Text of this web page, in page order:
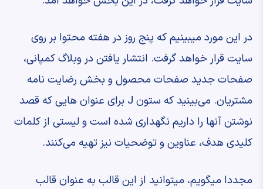
در این مورد میبینیم که پنج روز در هفته محتوا بر روی
سایت قرار خواهد گرفت. انتشار یافتن در وبلاگ کمپانی،
صفحات جدید صفحات محصول و بخش رضایت نامه
مشتریان. می‌بینید که ستون J برای عنوان هایی که قصد
نوشتن آنها را داریم نگهداری شده است و لیستی از کلمات
کلیدی هدف، عناوین و توضحیات نیز تهیه می‌کنند.
مجددا میگویم، میتوانید از این قالب به عنوان قالب